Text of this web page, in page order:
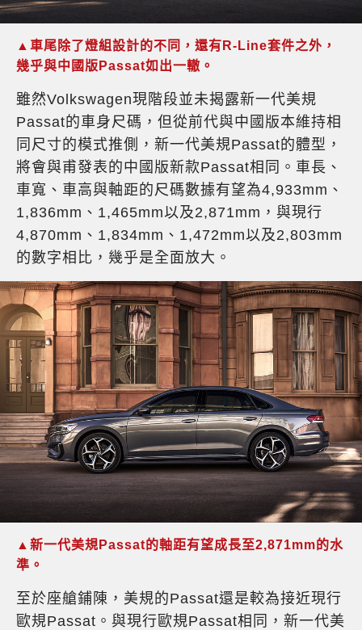
▲車尾除了燈組設計的不同，還有R-Line套件之外，
幾乎與中國版Passat如出一轍。
雖然Volkswagen現階段並未揭露新一代美規
Passat的車身尺碼，但從前代與中國版本維持相
同尺寸的模式推側，新一代美規Passat的體型，
將會與甫發表的中國版新款Passat相同。車長、
車寬、車高與軸距的尺碼數據有望為4,933mm、
1,836mm、1,465mm以及2,871mm，與現行
4,870mm、1,834mm、1,472mm以及2,803mm
的數字相比，幾乎是全面放大。
▲新一代美規Passat的軸距有望成長至2,871mm的水
準。
至於座艙鋪陳，美規的Passat還是較為接近現行
歐規Passat。與現行歐規Passat相同，新一代美